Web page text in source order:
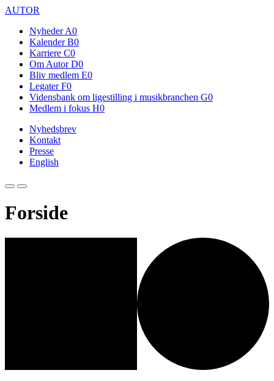
AUTOR
Nyheder A0
Kalender B0
Karriere C0
Om Autor D0
Bliv medlem E0
Legater F0
Vidensbank om ligestilling i musikbranchen G0
Medlem i fokus H0
Nyhedsbrev
Kontakt
Presse
English
Forside